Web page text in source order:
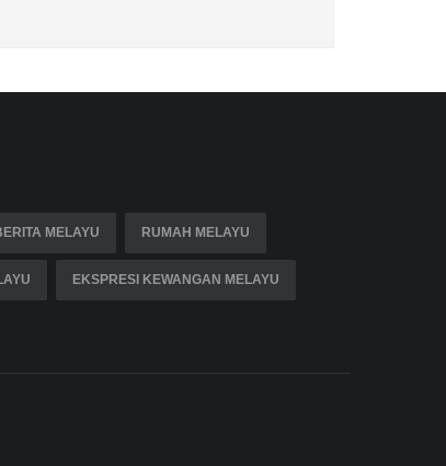
MELAYU RUMAH MELAYU
EKSPRESI KEWANGAN MELAYU